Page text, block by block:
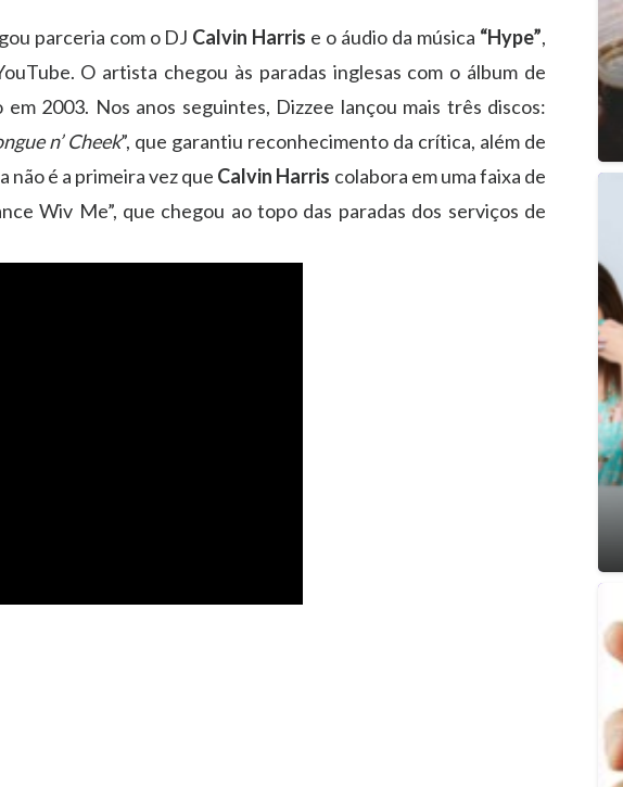
parceria com o DJ Calvin Harris e o áudio da música “Hype”,
O artista chegou às paradas inglesas com o álbum de
em 2003. Nos anos seguintes, Dizzee lançou mais três discos:
n’ Cheek”, que garantiu reconhecimento da crítica, além de
não é a primeira vez que Calvin Harris colabora em uma faixa de
Wiv Me”, que chegou ao topo das paradas dos serviços de